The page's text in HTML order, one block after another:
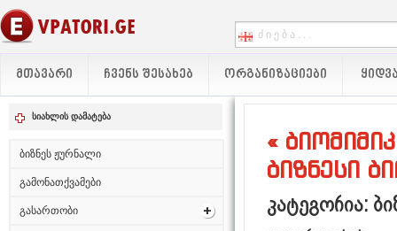
ᲛᲗᲐᲕᲐᲠᲘ ᲩᲕᲔᲜᲡ ᲨᲔᲡᲐᲮᲔᲑ ᲝᲠᲒᲐᲜᲘᲖᲐᲪᲘᲔᲑᲘ
სიახლის დამატება
ბიზნეს ჟურნალი
გამონათქვამები
გასართობი
«
ბიზნესი
კატეგორია: